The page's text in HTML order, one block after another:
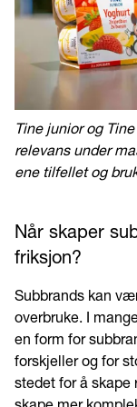
Tine junior og
relevans under
ene tilfellet og
Når skaper
friksjon?
Subbrands kan
overbruke. I
en form for
forskjeller og for
stedet for å skape